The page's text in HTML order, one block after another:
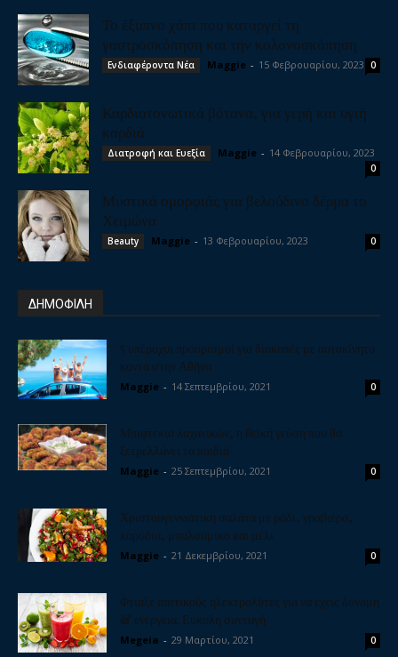
Το έξυπνο χάπι που καταργεί τη
γαστροσκόπηση και την κολονοσκόπηση
Ενδιαφέροντα Νέα Maggie - 15 Φεβρουαρίου, 2023 0
Καρδιοτονωτικά βότανα, για γερή και υγιή
καρδιά
Διατροφή και Ευεξία Maggie - 14 Φεβρουαρίου, 2023
0
Μυστικά ομορφιάς για βελούδινο δέρμα το
Χειμώνα
Beauty Maggie - 13 Φεβρουαρίου, 2023 0
ΔΗΜΟΦΙΛΗ
5 υπέροχοι προορισμοί για διακοπές με αυτοκίνητο
κοντά στην Αθήνα
Maggie - 14 Σεπτεμβρίου, 2021 0
Μπιφτέκια λαχανικών, η θεϊκή γεύση που θα
ξετρελλάνει τα παιδιά
Maggie - 25 Σεπτεμβρίου, 2021 0
Χριστουγεννιάτικη σαλάτα με ρόδι, γραβιέρα,
καρύδια, μπαλσάμικο και μέλι
Maggie - 21 Δεκεμβρίου, 2021 0
Φτιάξε σπιτικούς ηλεκτρολύτες για να έχεις δύναμη
& ενέργεια. Εύκολη συνταγή
Megeia - 29 Μαρτίου, 2021 0